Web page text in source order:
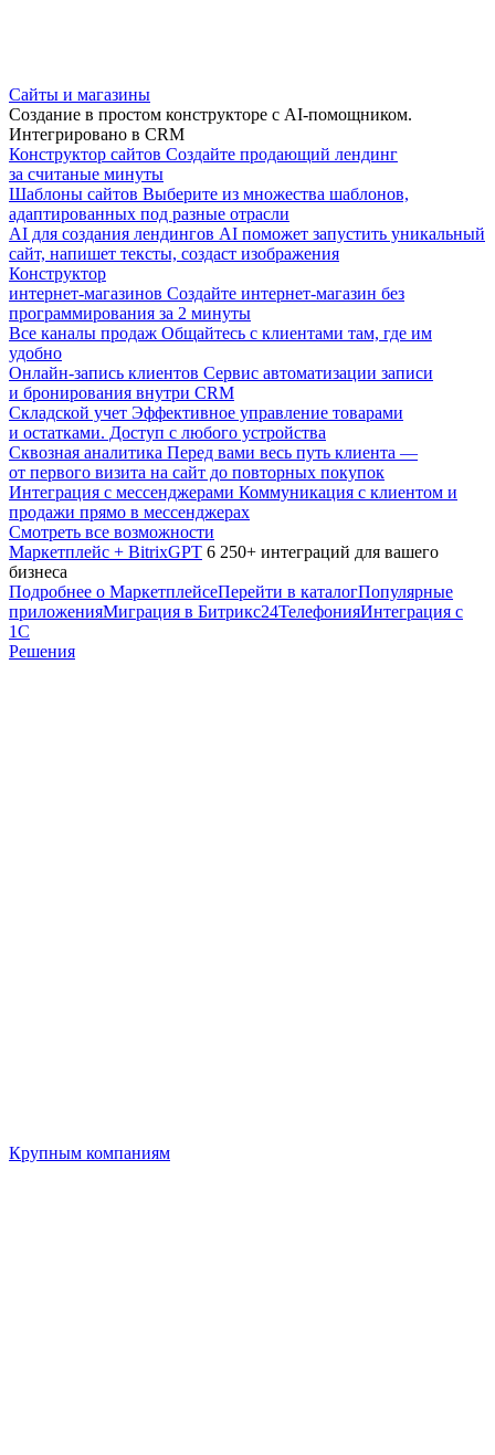
Сайты и магазины
Создание в простом конструкторе с AI-помощником.
Интегрировано в CRM
Конструктор сайтов Создайте продающий лендинг
за считаные минуты
Шаблоны сайтов Выберите из множества шаблонов,
адаптированных под разные отрасли
AI для создания лендингов AI поможет запустить уникальный
сайт, напишет тексты, создаст изображения
Конструктор
интернет-магазинов Создайте интернет-магазин без
программирования за 2 минуты
Все каналы продаж Общайтесь с клиентами там, где им
удобно
Онлайн-запись клиентов Сервис автоматизации записи
и бронирования внутри CRM
Складской учет Эффективное управление товарами
и остатками. Доступ с любого устройства
Сквозная аналитика Перед вами весь путь клиента —
от первого визита на сайт до повторных покупок
Интеграция с мессенджерами Коммуникация с клиентом и
продажи прямо в мессенджерах
Смотреть все возможности
Маркетплейс + BitrixGPT 6 250+ интеграций для вашего
бизнеса
Подробнее о МаркетплейсеПерейти в каталогПопулярные
приложенияМиграция в Битрикс24ТелефонияИнтеграция с
1С
Решения
Крупным компаниям